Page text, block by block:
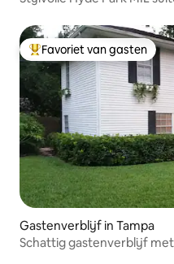
Topfavoriet van gasten
Favoriet van gasten
Gastenverblijf in Tampa
Schattig gastenverblijf